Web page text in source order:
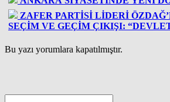
ZAFER PARTİSİ LİDERİ
SEÇİM VE GEÇİM ÇIKIŞI:
Bu yazı yorumlara kapatılmıştır.